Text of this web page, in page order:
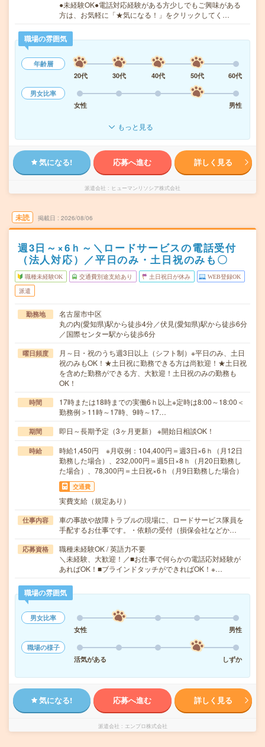
●未経験OK●電話対応経験がある方少しでもご興味がある
方は、お気軽に「★気になる！」をクリックしてく…
職場の雰囲気
年齢層
20代
30代 40代 50代
60代
男女比率
女性
男性
もっと見る
気になる! 応募へ進む 詳しく見る
派遣会社 ヒューマンリソシア株式会社
未読 掲載日 2026/08/06
週3日～×6ｈ～＼ロードサービスの電話受付
（法人対応）／平日のみ・土日祝のみも〇
職種未経験OK 交通費別途支給あり 土日祝日が休み WEB登録OK
派遣
勤務地
名古屋市中区
丸の内(愛知県)駅から徒歩4分／伏見(愛知県)駅から徒歩6分
／国際センター駅から徒歩6分
曜日頻度
月～日・祝のうち週3日以上（シフト制）※平日のみ、土日
祝のみもOK！★土日祝に勤務できる方は尚歓迎！★土日祝
を含めた勤務ができる方、大歓迎！土日祝のみの勤務も
OK！
時間
17時または18時までの実働6ｈ以上※定時は8:00～18:00＜
勤務例＞11時～17時、9時～17…
期間 即日～長期予定（3ヶ月更新） ※開始日相談OK！
時給
時給1,450円 ※月収例：104,400円＝週3日×6ｈ（月12日
勤務した場合）、232,000円＝週5日×8ｈ（月20日勤務し
た場合）、78,300円＝土日祝×6ｈ（月9日勤務した場合）
交通費
実費支給（規定あり）
仕事内容
車の事故や故障トラブルの現場に、ロードサービス隊員を
手配するお仕事です。・依頼の受付（損保会社などか…
応募資格
職種未経験OK / 英語力不要
＼未経験、大歓迎！／■お仕事で何らかの電話応対経験が
あればOK！■ブラインドタッチができればOK！※…
職場の雰囲気
男女比率
女性
男性
職場の様子
活気がある
しずか
気になる! 応募へ進む 詳しく見る
派遣会社 エンプロ株式会社